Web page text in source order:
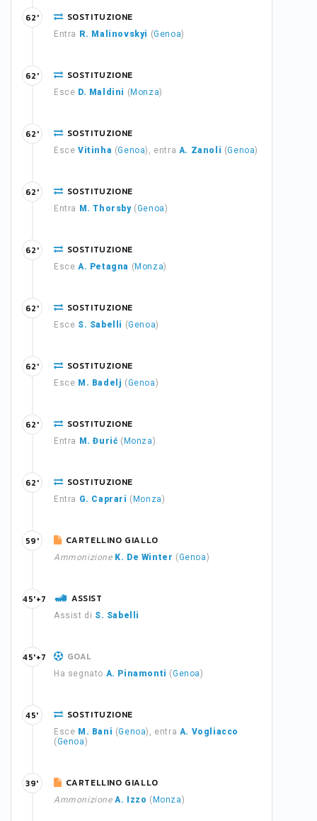
SOSTITUZIONE
Entra R. Malinovskyi (Genoa)
62'
SOSTITUZIONE
Esce D. Maldini ( Monza)
62'
SOSTITUZIONE
Esce Vitinha (Genoa), entra A. Zanoli (Genoa)
62'
SOSTITUZIONE
Entra M. Thorsby(Genoa)
62'
SOSTITUZIONE
Esce A. Petagna ( Monza)
62'
SOSTITUZIONE
Esce S. Sabelli (Genoa)
62'
SOSTITUZIONE
Esce M. Badelj (Genoa)
62'
SOSTITUZIONE
Entra M. Đurić ( Monza)
62'
SOSTITUZIONE
Entra G. Caprari ( Monza)
62'
CARTELLINO GIALLO
Ammonizione K. De Winter (Genoa)
59'
ASSIST
Assist di S. Sabelli
45'+7
GOAL
Ha segnato A. Pinamonti (Genoa)
45'+7
SOSTITUZIONE
Esce M. Bani (Genoa), entra A. Vogliacco
(Genoa)
45'
CARTELLINO GIALLO
Ammonizione A. Izzo ( Monza)
39'